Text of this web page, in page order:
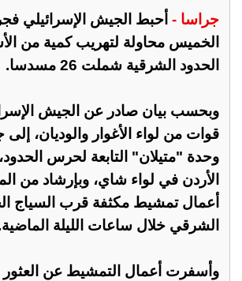
جراسا - أحبط الجيش الإسرائيلي
الخميس محاولة لتهريب كمية من
الحدود الشرقية شملت 26 مسدسا.
وبحسب بيان صادر عن الجيش
قوات من لواء الأغوار والوديان،
وحدة "متيلان" التابعة لحرس
الأردن في لواء شاي، وبإرشاد من
أعمال تمشيط مكثفة قرب السياج
الشرقي خلال ساعات الليلة
وأسفرت أعمال التمشيط عن